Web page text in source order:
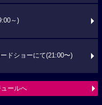
～)
ドショーにて(21:00〜)
ールへ